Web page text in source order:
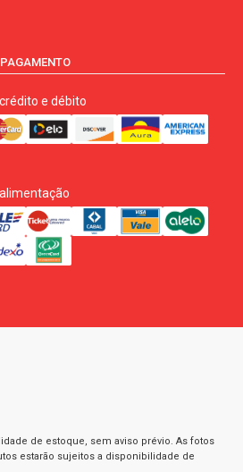
e débito
de estoque, sem aviso prévio. As fotos
estarão sujeitos a disponibilidade de